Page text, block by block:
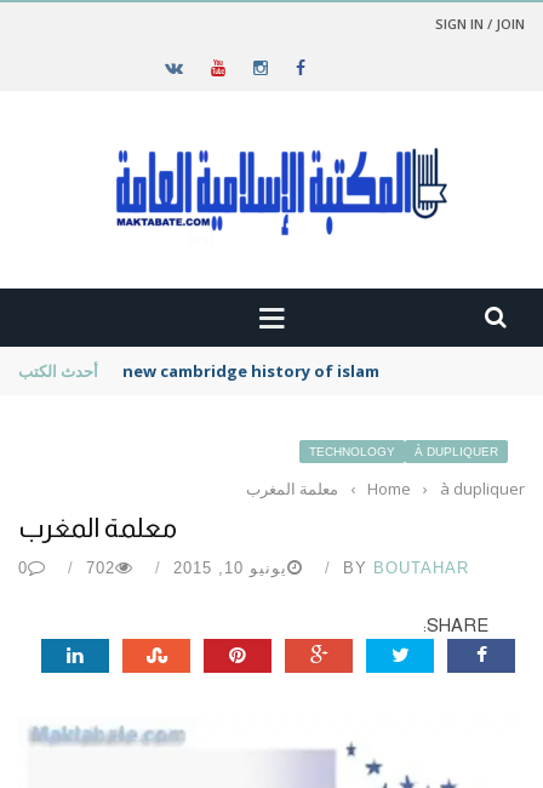
SIGN IN / JOIN
أحدث الكتب new cambridge history of islam
À DUPLIQUER
TECHNOLOGY
Home › à dupliquer
› معلمة المغرب
معلمة المغرب
BY BOUTAHAR يونيو 10, 2015 702
0
SHARE: